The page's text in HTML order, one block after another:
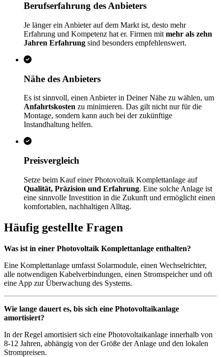
Berufserfahrung des Anbieters
Je länger ein Anbieter auf dem Markt ist, desto mehr
Erfahrung und Kompetenz hat er. Firmen mit mehr als zehn
Jahren Erfahrung sind besonders empfehlenswert.
Nähe des Anbieters
Es ist sinnvoll, einen Anbieter in Deiner Nähe zu wählen, um
Anfahrtskosten zu minimieren. Das gilt nicht nur für die
Montage, sondern kann auch bei der zukünftige
Instandhaltung helfen.
Preisvergleich
Setze beim Kauf einer Photovoltaik Komplettanlage auf
Qualität, Präzision und Erfahrung. Eine solche Anlage ist
eine sinnvolle Investition in die Zukunft und ermöglicht einen
komfortablen, nachhaltigen Alltag.
Häufig gestellte Fragen
Was ist in einer Photovoltaik Komplettanlage enthalten?
Eine Komplettanlage umfasst Solarmodule, einen Wechselrichter,
alle notwendigen Kabelverbindungen, einen Stromspeicher und oft
eine App zur Überwachung des Systems.
Wie lange dauert es, bis sich eine Photovoltaikanlage
amortisiert?
In der Regel amortisiert sich eine Photovoltaikanlage innerhalb von
8-12 Jahren, abhängig von der Größe der Anlage und den lokalen
Strompreisen.